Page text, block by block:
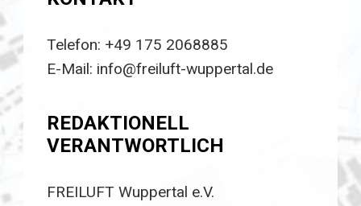
Telefon: +49 175 2068885
E-Mail: info@freiluft-wuppertal.de
REDAKTIONELL
VERANTWORTLICH
FREILUFT Wuppertal e.V.